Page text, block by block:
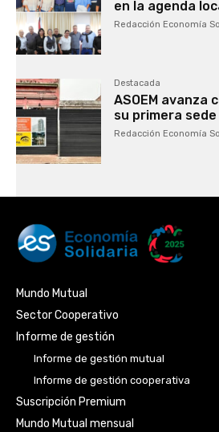
en la agenda
Redacción Economía
Destacada
ASOEM avanza
su primera sede
Redacción Economía
Mundo Mutual
Sector Cooperativo
Informe de gestión
Informe de gestión mutual
Informe de gestión cooperativa
Suscripción Premium
Mundo Mutual mensual